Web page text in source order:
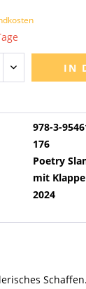
IN
978-3-
176
Poetry
mit
2024